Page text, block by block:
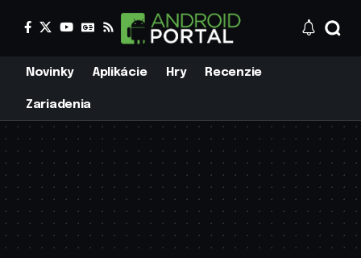
Novinky Aplikácie Hry Recenzie
Zariadenia